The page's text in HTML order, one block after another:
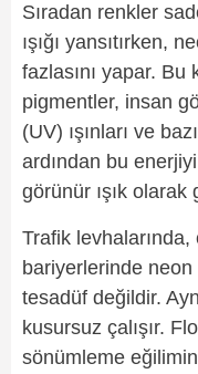
Sıradan renkler
ışığı yansıtırken,
fazlasını yapar. Bu
pigmentler, insan
(UV) ışınları ve
ardından bu
görünür ışık olarak
Trafik
bariyerlerinde
tesadüf değildir.
kusursuz çalışır.
sönümleme